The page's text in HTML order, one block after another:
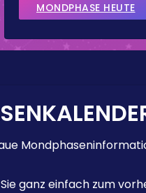
MONDPHASE HEUTE
ganz einfach zum